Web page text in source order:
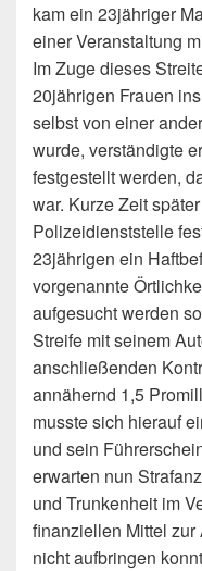
kam ein 23jähriger
einer Veranstaltung
Im Zuge dieses
20jährigen Frauen
selbst von einer
wurde, verständigte
festgestellt werden,
war. Kurze Zeit
Polizeidienststelle
23jährigen ein
vorgenannte
aufgesucht werden
Streife mit seinem
anschließenden
annähernd 1,5
musste sich hierauf
und sein
erwarten nun
und Trunkenheit im
finanziellen Mittel
nicht aufbringen